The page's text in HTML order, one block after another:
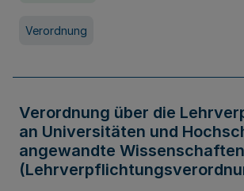
Verordnung
Verordnung über die
an Universitäten und
angewandte Wissenschaften